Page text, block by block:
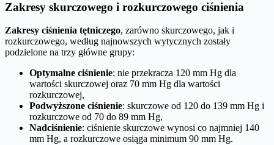
Zakresy skurczowego i rozkurczowego ciśnienia
Zakresy ciśnienia tętniczego, zarówno skurczowego, jak i
rozkurczowego, według najnowszych wytycznych zostały
podzielone na trzy główne grupy:
Optymalne ciśnienie: nie przekracza 120 mm Hg dla
wartości skurczowej oraz 70 mm Hg dla wartości
rozkurczowej,
Podwyższone ciśnienie: skurczowe od 120 do 139 mm Hg i
rozkurczowe od 70 do 89 mm Hg,
Nadciśnienie: ciśnienie skurczowe wynosi co najmniej 140
mm Hg, a rozkurczowe osiąga minimum 90 mm Hg.